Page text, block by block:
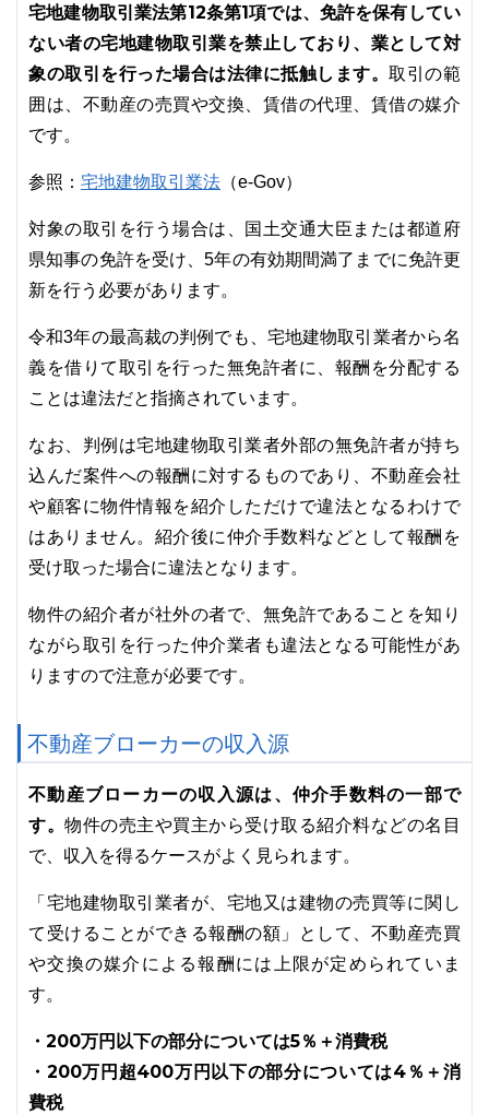
宅地建物取引業法第12条第1項では、免許を保有してい
ない者の宅地建物取引業を禁止しており、業として対
象の取引を行った場合は法律に抵触します。取引の範
囲は、不動産の売買や交換、賃借の代理、賃借の媒介
です。
参照： 宅地建物取引業法 （e-Gov）
対象の取引を行う場合は、国土交通大臣または都道府
県知事の免許を受け、5年の有効期間満了までに免許更
新を行う必要があります。
令和3年の最高裁の判例でも、宅地建物取引業者から名
義を借りて取引を行った無免許者に、報酬を分配する
ことは違法だと指摘されています。
なお、判例は宅地建物取引業者外部の無免許者が持ち
込んだ案件への報酬に対するものであり、不動産会社
や顧客に物件情報を紹介しただけで違法となるわけで
はありません。紹介後に仲介手数料などとして報酬を
受け取った場合に違法となります。
物件の紹介者が社外の者で、無免許であることを知り
ながら取引を行った仲介業者も違法となる可能性があ
りますので注意が必要です。
不動産ブローカーの収入源
不動産ブローカーの収入源は、仲介手数料の一部で
す。物件の売主や買主から受け取る紹介料などの名目
で、収入を得るケースがよく見られます。
「宅地建物取引業者が、宅地又は建物の売買等に関し
て受けることができる報酬の額」として、不動産売買
や交換の媒介による報酬には上限が定められていま
す。
・200万円以下の部分については5％＋消費税
・200万円超400万円以下の部分については4％＋消
費税